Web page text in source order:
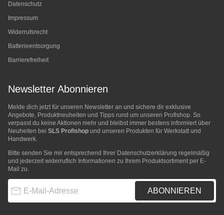
Datenschutz
Impressum
Widerrufsrecht
Batterieentsorgung
Barrierefreiheit
Newsletter Abonnieren
Melde dich jetzt für unseren Newsletter an und sichere dir exklusive
Angebote, Produktneuheiten und Tipps rund um unseren Profishop. So
verpasst du keine Aktionen mehr und bleibst immer bestens informiert über
Neuheiten bei SLS Profishop und unseren Produkten für Werkstatt und
Handwerk.
Bitte senden Sie mir entsprechend Ihrer Datenschutzerklärung regelmäßig
und jederzeit widerruflich Informationen zu Ihrem Produktsortiment per E-
Mail zu.
ABONNIEREN